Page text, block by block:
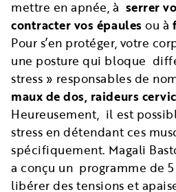
mettre en apnée, à serrer
contracter vos épaules ou à
Pour s’en protéger, votre
une posture qui bloque
stress » responsables de
maux de dos, raideurs
Heureusement, il est
stress en détendant ces
spécifiquement. Magali
a conçu un programme de
libérer des tensions et